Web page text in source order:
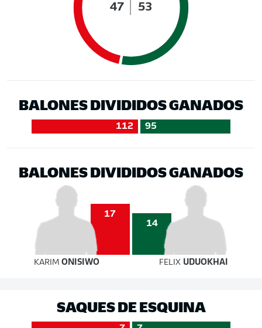
47 53
BALONES DIVIDIDOS GANADOS
112 95
BALONES DIVIDIDOS GANADOS
17
14
KARIM ONISIWO FELIX UDUOKHAI
SAQUES DE ESQUINA